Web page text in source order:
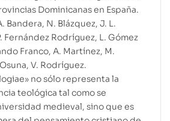
Dominicanas en España.
Bandera, N. Blázquez, J. L.
Fernández Rodríguez, L. Gómez
Franco, A. Martínez, M.
V. Rodríguez.
no sólo representa la
teológica tal como se
medieval, sino que es